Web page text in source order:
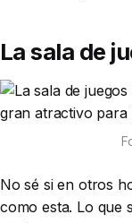
La sala de
No sé si en otros
como esta. Lo que